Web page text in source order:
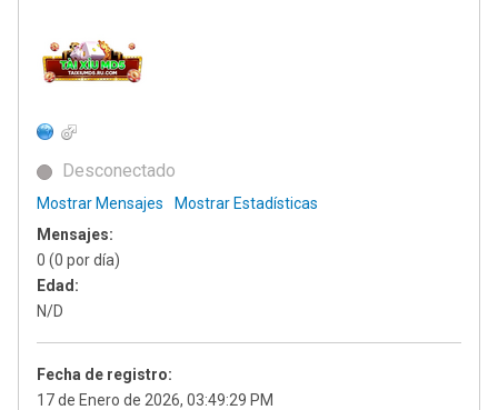
Desconectado
Mostrar Mensajes
Mostrar Estadísticas
Mensajes:
0 (0 por día)
Edad:
N/D
Fecha de registro:
17 de Enero de 2026, 03:49:29 PM